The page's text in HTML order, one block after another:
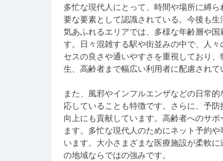
多忙な現代人にとって、時間や場所に縛
要な要素として認識されている。今後も
気あふれるエリアでは、多様な年齢層や
す。日々混雑する駅や街並みの中で、人
セスの良さや通いやすさを重視しており
生、高齢者まで幅広い利用者に配慮されて
また、風邪やインフルエンザなどの日常
応していることも特徴です。さらに、予
向上にも貢献しています。高齢者へのサ
ます。多忙な現代人のためにネット予約
います。大小さまざまな医療施設が柔軟
の地域ならではの強みです。